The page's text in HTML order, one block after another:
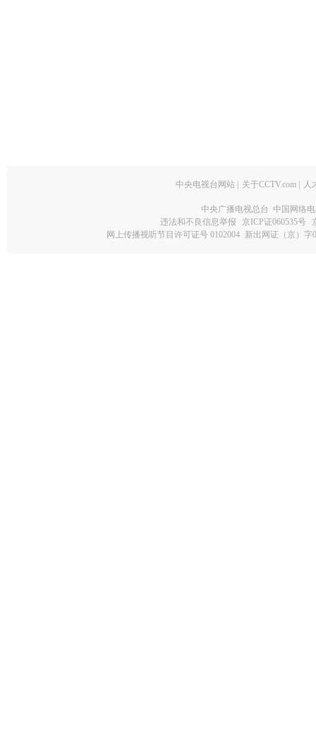
中央电视台网站 关于CCTV.com 人
中央广播电视总台 中国网络
违法和不良信息举报
京ICP证060535号
网上传播视听节目许可证号 0102004 新出网证（京）